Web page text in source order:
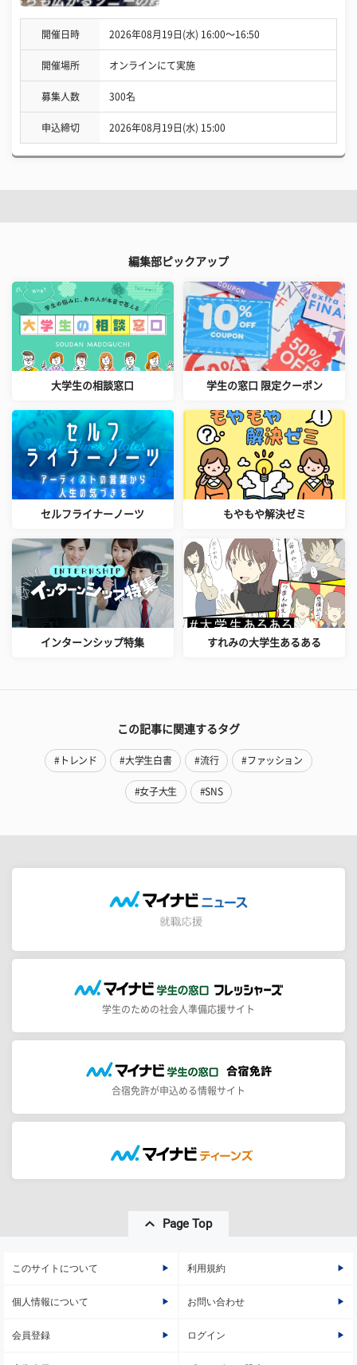
開催日時 2026年08月19日(水) 16:00〜16:50
開催場所 オンラインにて実施
募集人数 300名
申込締切 2026年08月19日(水) 15:00
編集部ピックアップ
大学生の相談窓口 学生の窓口 限定クーポン
セルフライナーノーツ もやもや解決ゼミ
インターンシップ特集 すれみの大学生あるある
この記事に関連するタグ
#トレンド #大学生白書 #流行 #ファッション
#女子大生 #SNS
学生のための社会人準備応援サイト
合宿免許が申込める情報サイト
Page Top
このサイトについて 利用規約
個人情報について お問い合わせ
会員登録 ログイン